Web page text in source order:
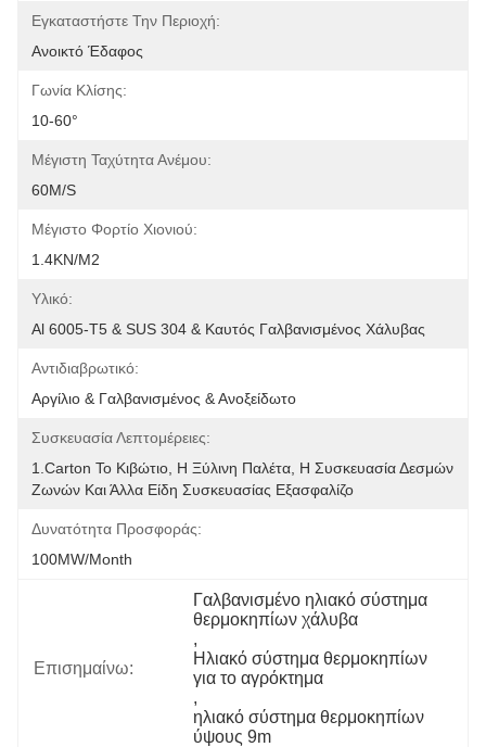
Εγκαταστήστε Την Περιοχή:
Ανοικτό Έδαφος
Γωνία Κλίσης:
10-60°
Μέγιστη Ταχύτητα Ανέμου:
60M/S
Μέγιστο Φορτίο Χιονιού:
1.4KN/m2
Υλικό:
Al 6005-T5 & SUS 304 & Καυτός Γαλβανισμένος Χάλυβας
Αντιδιαβρωτικό:
Αργίλιο & Γαλβανισμένος & Ανοξείδωτο
Συσκευασία Λεπτομέρειες:
1.Carton Το Κιβώτιο, Η Ξύλινη Παλέτα, Η Συσκευασία Δεσμών
Ζωνών Και Άλλα Είδη Συσκευασίας Εξασφαλίζο
Δυνατότητα Προσφοράς:
100MW/month
Επισημαίνω:
Γαλβανισμένο ηλιακό σύστημα
θερμοκηπίων χάλυβα
,
Ηλιακό σύστημα θερμοκηπίων
για το αγρόκτημα
,
ηλιακό σύστημα θερμοκηπίων
ύψους 9m